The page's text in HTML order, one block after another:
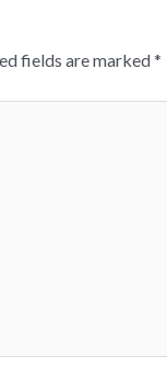
fields are marked*